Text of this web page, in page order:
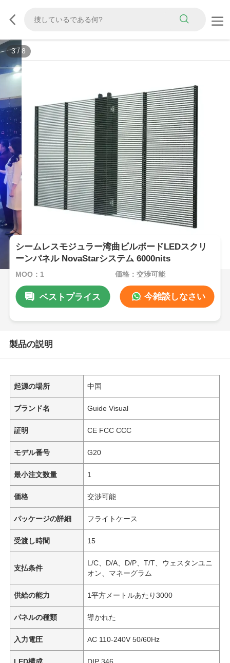
3/ 8
シームレスモジュラー湾曲ビルボードLEDスクリ
ーンパネル NovaStarシステム 6000nits
MOQ：1 価格：交渉可能
ベストプライス 今雑談しなさい
製品の説明
起源の場所 中国
ブランド名 Guide Visual
証明 CE FCC CCC
モデル番号 G20
最小注文数量 1
価格 交渉可能
パッケージの詳細 フライトケース
受渡し時間 15
支払条件
L/C、D/A、D/P、T/T、ウェスタンユニ
オン、マネーグラム
供給の能力 1平方メートルあたり3000
パネルの種類 導かれた
入力電圧 AC 110-240V 50/60Hz
LED構成 DIP 346